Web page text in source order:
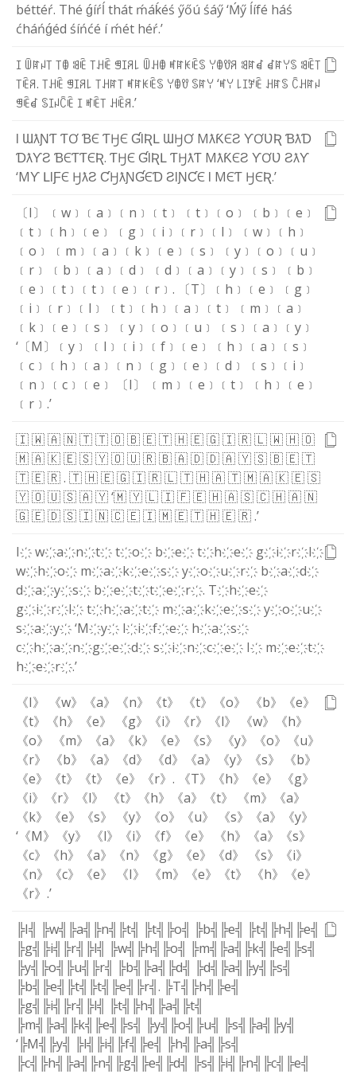
béttéŕ. Thé ǵíŕĺ thát ḿáḱéś ӳőú śáӳ‘Ḿӳ ĺífé háś
ćháńǵéd śíńćé í ḿét héŕ.’
ꀤ ꅏꍏꈤ꓄ ꓄ꂦ ꌃꍟ ꓄ꃅꍟ ꁅꀤꋪ꒒ ꅏꃅꂦ ꎭꍏꀘꍟꌗ ꌩꂦꀎꋪ ꌃꍏꀸ ꀸꍏꌩꌗ ꌃꍟ꓄
꓄ꍟꋪ. ꓄ꃅꍟ ꁅꀤꋪ꒒ ꓄ꃅꍏ꓄ ꎭꍏꀘꍟꌗ ꌩꂦꀎ ꌗꍏꌩ‘ꎭꌩ ꒒ꀤꎇꍟ ꃅꍏꌗ ꉓꃅꍏꈤ
ꁅꍟꀸ ꌗꀤꈤꉓꍟ ꀤ ꎭꍟ꓄ ꃅꍟꋪ.’
Ɩ ƜƛƝƬƬƠƁЄƬӇЄƓƖƦԼ ƜӇƠ MƛƘЄƧ ƳƠƲƦ ƁƛƊ
ƊƛƳƧ ƁЄƬƬЄƦ. ƬӇЄƓƖƦԼƬӇƛƬ MƛƘЄƧ ƳƠƲ ƧƛƳ
‘MƳ ԼƖƑЄ ӇƛƧ ƇӇƛƝƓЄƊƧƖƝƇЄ Ɩ MЄƬ ӇЄƦ.’
〔I〕 ﹝w﹞ ﹝a﹞ ﹝n﹞ ﹝t﹞ ﹝t﹞ ﹝o﹞ ﹝b﹞ ﹝e﹞
﹝t﹞ ﹝h﹞ ﹝e﹞ ﹝g﹞ ﹝i﹞ ﹝r﹞ ﹝l﹞ ﹝w﹞ ﹝h﹞
﹝o﹞
﹝m﹞ ﹝a﹞ ﹝k﹞ ﹝e﹞ ﹝s﹞ ﹝y﹞ ﹝o﹞ ﹝u﹞
﹝r﹞
﹝b﹞ ﹝a﹞ ﹝d﹞ ﹝d﹞ ﹝a﹞ ﹝y﹞ ﹝s﹞
﹝b﹞
﹝e﹞ ﹝t﹞ ﹝t﹞ ﹝e﹞ ﹝r﹞ . 〔T〕 ﹝h﹞ ﹝e﹞
﹝g﹞
﹝i﹞ ﹝r﹞ ﹝l﹞ ﹝t﹞ ﹝h﹞ ﹝a﹞ ﹝t﹞ ﹝m﹞ ﹝a﹞
﹝k﹞ ﹝e﹞ ﹝s﹞ ﹝y﹞ ﹝o﹞ ﹝u﹞ ﹝s﹞ ﹝a﹞ ﹝y﹞
‘ 〔M〕 ﹝y﹞ ﹝l﹞ ﹝i﹞ ﹝f﹞ ﹝e﹞ ﹝h﹞ ﹝a﹞ ﹝s﹞
﹝c﹞ ﹝h﹞ ﹝a﹞ ﹝n﹞ ﹝g﹞ ﹝e﹞ ﹝d﹞ ﹝s﹞ ﹝i﹞
﹝n﹞ ﹝c﹞ ﹝e﹞ 〔I〕 ﹝m﹞ ﹝e﹞ ﹝t﹞ ﹝h﹞ ﹝e﹞
﹝r﹞ .’
🇮🇼🇦🇳🇹🇹🇴🇧🇪🇹🇭🇪🇬🇮🇷🇱🇼🇭🇴
🇲🇦🇰🇪🇸🇾🇴🇺🇷🇧🇦🇩🇩🇦🇾🇸🇧🇪🇹
🇹🇪🇷. 🇹🇭🇪🇬🇮🇷🇱🇹🇭🇦🇹🇲🇦🇰🇪🇸
🇾🇴🇺🇸🇦🇾‘🇲🇾🇱🇮🇫🇪🇭🇦🇸🇨🇭🇦🇳
🇬🇪🇩🇸🇮🇳🇨🇪🇮🇲🇪🇹🇭🇪🇷.’
I҉w҉a҉n҉t҉t҉o҉ b҉e҉t҉h҉e҉ g҉i҉r҉l҉
w҉h҉o҉ m҉a҉k҉e҉s҉y҉o҉u҉r҉ b҉a҉d҉
d҉a҉y҉s҉ b҉e҉t҉t҉e҉r҉. T҉h҉e҉
g҉i҉r҉l҉t҉h҉a҉t҉ m҉a҉k҉e҉s҉y҉o҉u҉
s҉a҉y҉‘M҉y҉ l҉i҉f҉e҉ h҉a҉s҉
c҉h҉a҉n҉g҉e҉d҉s҉i҉n҉c҉e҉ I҉ m҉e҉t҉
h҉e҉r҉.’
《I》 《w》 《a》 《n》 《t》 《t》 《o》 《b》
《e》
《t》
《h》 《e》 《g》 《i》 《r》 《l》 《w》
《h》
《o》
《m》 《a》 《k》 《e》 《s》 《y》 《o》
《u》
《r》
《b》 《a》 《d》 《d》 《a》 《y》 《s》
《b》
《e》
《t》 《t》 《e》 《r》 . 《T》 《h》 《e》
《g》
《i》
《r》 《l》 《t》 《h》 《a》 《t》 《m》
《a》
《k》
《e》 《s》 《y》 《o》 《u》 《s》 《a》
《y》
‘ 《M》 《y》 《l》 《i》 《f》 《e》 《h》 《a》
《s》
《c》
《h》 《a》 《n》 《g》 《e》 《d》 《s》
《i》
《n》
《c》 《e》 《I》 《m》 《e》 《t》 《h》
《e》
《r》 .’
╠I╣ ╠w╣ ╠a╣ ╠n╣ ╠t╣ ╠t╣ ╠o╣ ╠b╣ ╠e╣ ╠t╣ ╠h╣ ╠e╣
╠g╣ ╠i╣ ╠r╣ ╠l╣ ╠w╣ ╠h╣ ╠o╣ ╠m╣ ╠a╣ ╠k╣ ╠e╣ ╠s╣
╠y╣ ╠o╣ ╠u╣ ╠r╣ ╠b╣ ╠a╣ ╠d╣ ╠d╣ ╠a╣ ╠y╣ ╠s╣
╠b╣ ╠e╣ ╠t╣ ╠t╣ ╠e╣ ╠r╣ . ╠T╣ ╠h╣ ╠e╣
╠g╣ ╠i╣ ╠r╣ ╠l╣ ╠t╣ ╠h╣ ╠a╣ ╠t╣
╠m╣ ╠a╣ ╠k╣ ╠e╣ ╠s╣ ╠y╣ ╠o╣ ╠u╣ ╠s╣ ╠a╣ ╠y╣
‘ ╠M╣ ╠y╣ ╠l╣ ╠i╣ ╠f╣ ╠e╣ ╠h╣ ╠a╣ ╠s╣
╠c╣ ╠h╣ ╠a╣ ╠n╣ ╠g╣ ╠e╣ ╠d╣ ╠s╣ ╠i╣ ╠n╣ ╠c╣ ╠e╣